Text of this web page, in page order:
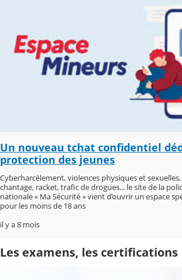
Un nouveau tchat confidentiel
protection des jeunes
Cyberharcèlement, violences physiques et
chantage, racket, trafic de drogues... le site de la
nationale « Ma Sécurité » vient d’ouvrir un espace
pour les moins de 18 ans
il y a 8 mois
Les examens, les certifications